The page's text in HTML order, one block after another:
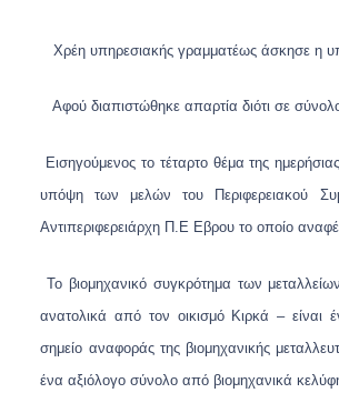
Χρέη υπηρεσιακής γραμματέως άσκησε η
Αφού διαπιστώθηκε απαρτία διότι σε
Εισηγούμενος το τέταρτο θέμα της
υπόψη των μελών του Περιφερειακού
Αντιπεριφερειάρχη Π.Ε Εβρου το οποίο
Το βιομηχανικό συγκρότημα των
ανατολικά από τον οικισμό Κιρκά – είναι
σημείο αναφοράς της βιομηχανικής
ένα αξιόλογο σύνολο από βιομηχανικά